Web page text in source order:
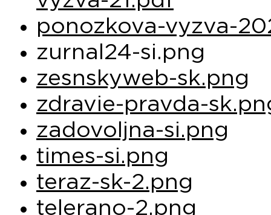
ponozkova-vyzva-
zurnal24-si.png
zesnskyweb-sk.png
zdravie-pravda-
zadovoljna-si.png
times-si.png
teraz-sk-2.png
telerano-2.png